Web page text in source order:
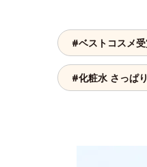
#ベストコスメ
#化粧水 さっぱり